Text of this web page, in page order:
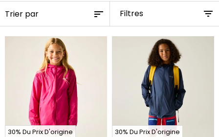
une vaste sélection de couleurs et de tailles allant jusqu'au
13 ans.
Filtres
30% Du Prix D'origine 30% Du Prix D'origine